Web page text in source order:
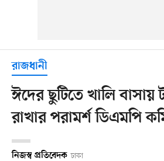
রাজধানী
ঈদের ছুটিতে খালি বাসায়
রাখার পরামর্শ ডিএমপি
নিজস্ব প্রতিবেদক ঢাকা